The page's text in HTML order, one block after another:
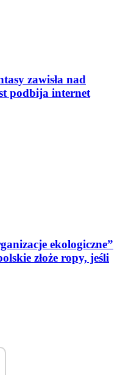
zawisła nad
podbija internet
ekologiczne”
złoże ropy, jeśli